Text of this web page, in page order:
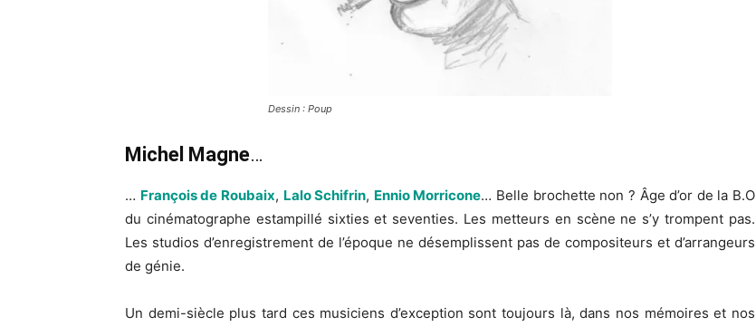
Dessin : Poup
Michel Magne…
… François de Roubaix, Lalo Schifrin, Ennio Morricone… Belle brochette non ? Âge d’or de la B.O
du cinématographe estampillé sixties et seventies. Les metteurs en scène ne s’y trompent pas.
Les studios d’enregistrement de l’époque ne désemplissent pas de compositeurs et d’arrangeurs
de génie.
Un demi-siècle plus tard ces musiciens d’exception sont toujours là, dans nos mémoires et nos